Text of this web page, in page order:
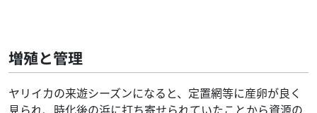
増殖と管理
ヤリイカの来遊シーズンになると、定置網等に産卵が良く